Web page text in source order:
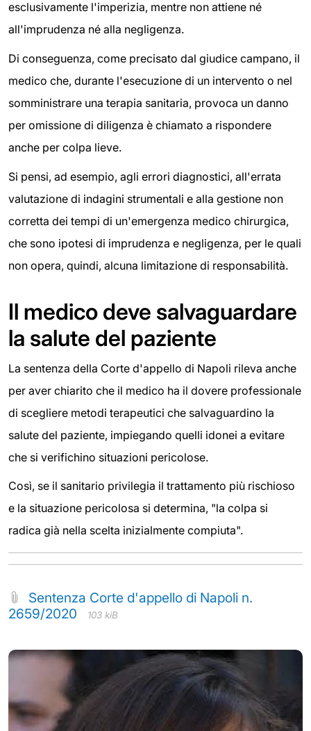
esclusivamente l'imperizia, mentre non attiene né
all'imprudenza né alla negligenza.
Di conseguenza, come precisato dal giudice campano, il
medico che, durante l'esecuzione di un intervento o nel
somministrare una terapia sanitaria, provoca un danno
per omissione di diligenza è chiamato a rispondere
anche per colpa lieve.
Si pensi, ad esempio, agli errori diagnostici, all'errata
valutazione di indagini strumentali e alla gestione non
corretta dei tempi di un'emergenza medico chirurgica,
che sono ipotesi di imprudenza e negligenza, per le quali
non opera, quindi, alcuna limitazione di responsabilità.
Il medico deve salvaguardare
la salute del paziente
La sentenza della Corte d'appello di Napoli rileva anche
per aver chiarito che il medico ha il dovere professionale
di scegliere metodi terapeutici che salvaguardino la
salute del paziente, impiegando quelli idonei a evitare
che si verifichino situazioni pericolose.
Così, se il sanitario privilegia il trattamento più rischioso
e la situazione pericolosa si determina, "la colpa si
radica già nella scelta inizialmente compiuta".
Sentenza Corte d'appello di Napoli n.
2659/2020
103 kiB